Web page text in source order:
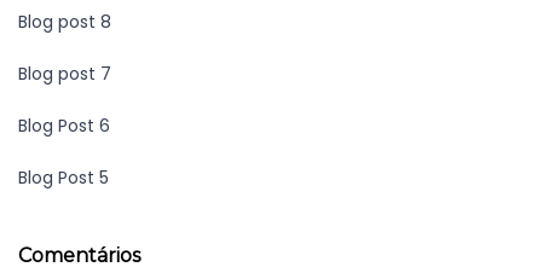
Blog post 8
Blog post 7
Blog Post 6
Blog Post 5
Comentários